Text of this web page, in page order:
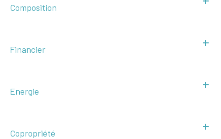
Composition
Financier
Energie
Copropriété